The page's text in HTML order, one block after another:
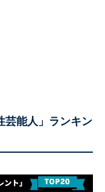
芸能人」ランキン